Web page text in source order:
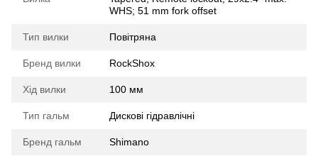
WHS; 51 mm fork offset
Тип вилки Повітряна
Бренд вилки RockShox
Хід вилки 100 мм
Тип гальм Дискові гідравлічні
Бренд гальм Shimano